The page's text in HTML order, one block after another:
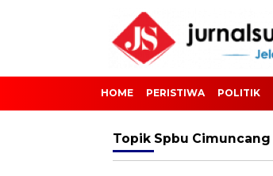
HOME PERISTIWA POLITIK
Topik Spbu Cimuncang